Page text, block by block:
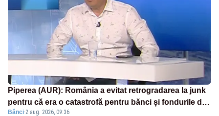
Piperea (AUR): România a evitat retrogradarea la junk
pentru că era o catastrofă pentru bănci și fondurile de
pensii
Bănci·2 aug. 2026, 09:36